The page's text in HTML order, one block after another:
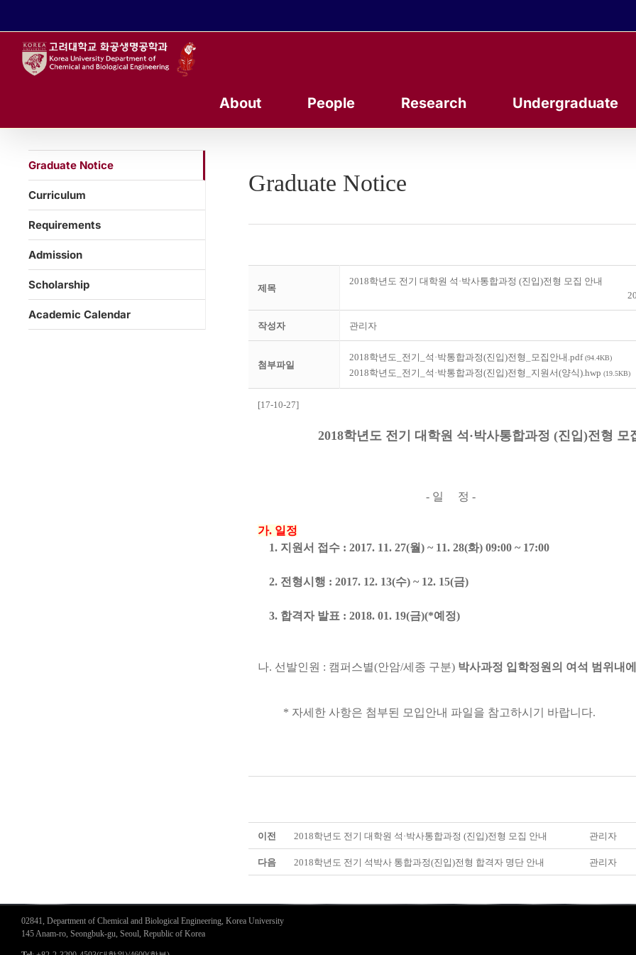
About People Research Undergraduate
Graduate Notice
제목
2018학년도 전기 대학원 석·박사통합과정 (진입)전형 모집 안내
작성자 관리자
첨부파일
2018학년도_전기_석·박통합과정(진입)전형_모집안내.pdf(94.4KB)
2018학년도_전기_석·박통합과정(진입)전형_지원서(양식).hwp (19.5KB)
[17-10-27]
2018학년도 전기 대학원 석·박사통합과정 (진입)전형 모
- 일 정 -
가. 일정
1. 지원서 접수 : 2017. 11. 27(월) ~ 11. 28(화) 09:00 ~ 17:00
2. 전형시행 : 2017. 12. 13(수) ~ 12. 15(금)
3. 합격자 발표 : 2018. 01. 19(금)(*예정)
나. 선발인원 : 캠퍼스별(안암/세종 구분) 박사과정 입학정원의 여석 범위내
* 자세한 사항은 첨부된 모입안내 파일을 참고하시기 바랍니다.
이전 2018학년도 전기 대학원 석·박사통합과정 (진입)전형 모집 안내 관리자
다음 2018학년도 전기 석박사 통합과정(진입)전형 합격자 명단 안내 관리자
Graduate Notice
Curriculum
Requirements
Admission
Scholarship
Academic Calendar
02841, Department of Chemical and Biological Engineering, Korea University
145 Anam-ro, Seongbuk-gu, Seoul, Republic of Korea